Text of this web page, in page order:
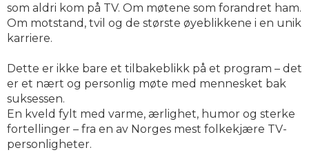
som aldri kom på TV. Om møtene som forandret ham.
Om motstand, tvil og de største øyeblikkene i en unik
karriere.
Dette er ikke bare et tilbakeblikk på et program – det
er et nært og personlig møte med mennesket bak
suksessen.
En kveld fylt med varme, ærlighet, humor og sterke
fortellinger – fra en av Norges mest folkekjære TV-
personligheter.